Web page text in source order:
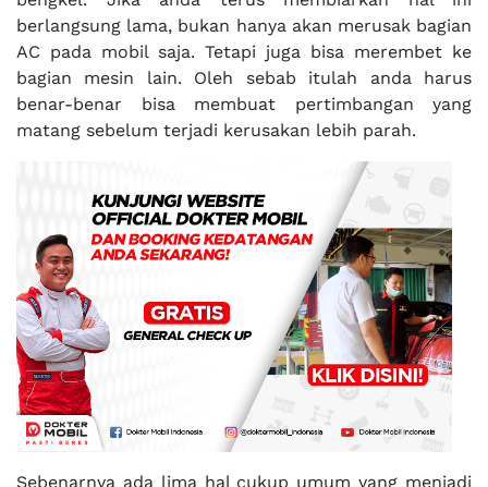
berlangsung lama, bukan hanya akan merusak bagian
AC pada mobil saja. Tetapi juga bisa merembet ke
bagian mesin lain. Oleh sebab itulah anda harus
benar-benar bisa membuat pertimbangan yang
matang sebelum terjadi kerusakan lebih parah.
Sebenarnya ada lima hal cukup umum yang menjadi